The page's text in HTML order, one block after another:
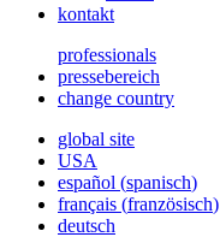
kontakt
professionals
pressebereich
change country
global site
USA
español (spanisch)
français (französisch)
deutsch